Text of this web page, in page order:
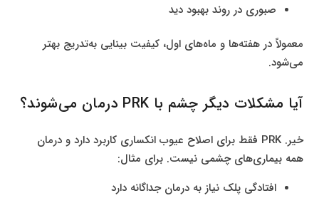
صبوری در روند بهبود دید
معمولاً در هفته‌ها و ماه‌های اول، کیفیت بینایی به‌تدریج بهتر
می‌شود.
آیا مشکلات دیگر چشم با PRK درمان می‌شوند؟
خیر. PRK فقط برای اصلاح عیوب انکساری کاربرد دارد و درمان
همه بیماری‌های چشمی نیست. برای مثال:
افتادگی پلک نیاز به درمان جداگانه دارد